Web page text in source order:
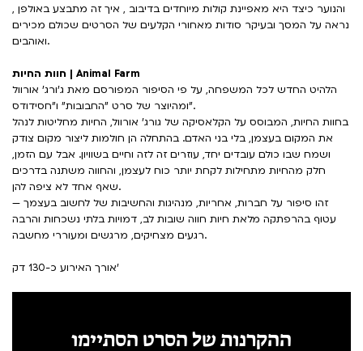
והנוער כיצד היא מאפיינת קולות מיוחדים בדיבוב , איך זה מתבצע באולפן ,
נראה על המסך ובעיקר סודות מאחורי הקלעים של הסרטים שכולם מכירים
ואוהבים.
חוות החיות | Animal Farm
הלהיט החדש לכל המשפחה, על פי הסיפור המפורסם מאת ג'ורג' אורוול
ומהיוצר של סרט "החבובות" ו"חסידודס".
בחוות החיות, המבוסס על הקלאסיקה של גורג' אורוול, החיות מחליטות לנהל
את המקום בעצמן, בלי בני האדם. בהתחלה הן חולמות ליצור מקום צודק
ושמח שבו כולם עובדים יחד, עוזרים זה לזה וחיים בשוויון. אבל עם הזמן,
חלק מהחיות מתחילות לקחת יותר כוח לעצמן, והחווה משתנה בדרכים
שאף אחד לא ציפה להן.
זהו סיפור על חברות, אחריות, מנהיגות והחשיבות של לחשוב בעצמך —
עטוף בהרפתקה מלאת חיות חווה שובות לב, דמויות בלתי נשכחות והרבה
רגעים מצחיקים, מרגשים ומעוררי מחשבה.
אורך האירוע כ-130 דק'
ההקרנות של הסרט הסתיימו